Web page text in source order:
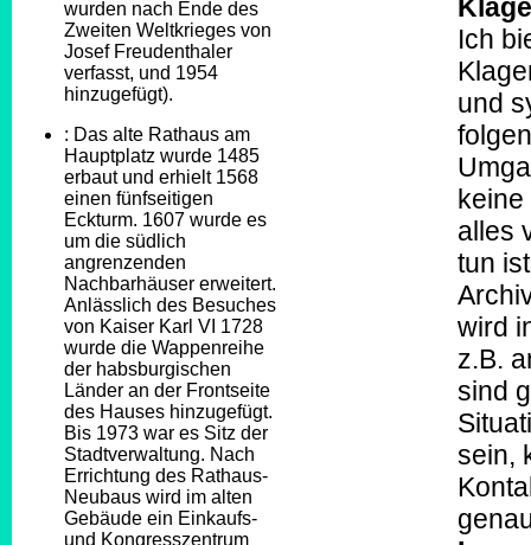
wurden nach Ende des
Zweiten Weltkrieges von
Josef Freudenthaler
verfasst, und 1954
hinzugefügt).
: Das alte Rathaus am
Hauptplatz wurde 1485
erbaut und erhielt 1568
einen fünfseitigen
Eckturm. 1607 wurde es
um die südlich
angrenzenden
Nachbarhäuser erweitert.
Anlässlich des Besuches
von Kaiser Karl VI 1728
wurde die Wappenreihe
der habsburgischen
Länder an der Frontseite
des Hauses hinzugefügt.
Bis 1973 war es Sitz der
Stadtverwaltung. Nach
Errichtung des Rathaus-
Neubaus wird im alten
Gebäude ein Einkaufs-
und Kongresszentrum
Ich
und
keine
alles
tun
wird
z.B.
sind
sein,